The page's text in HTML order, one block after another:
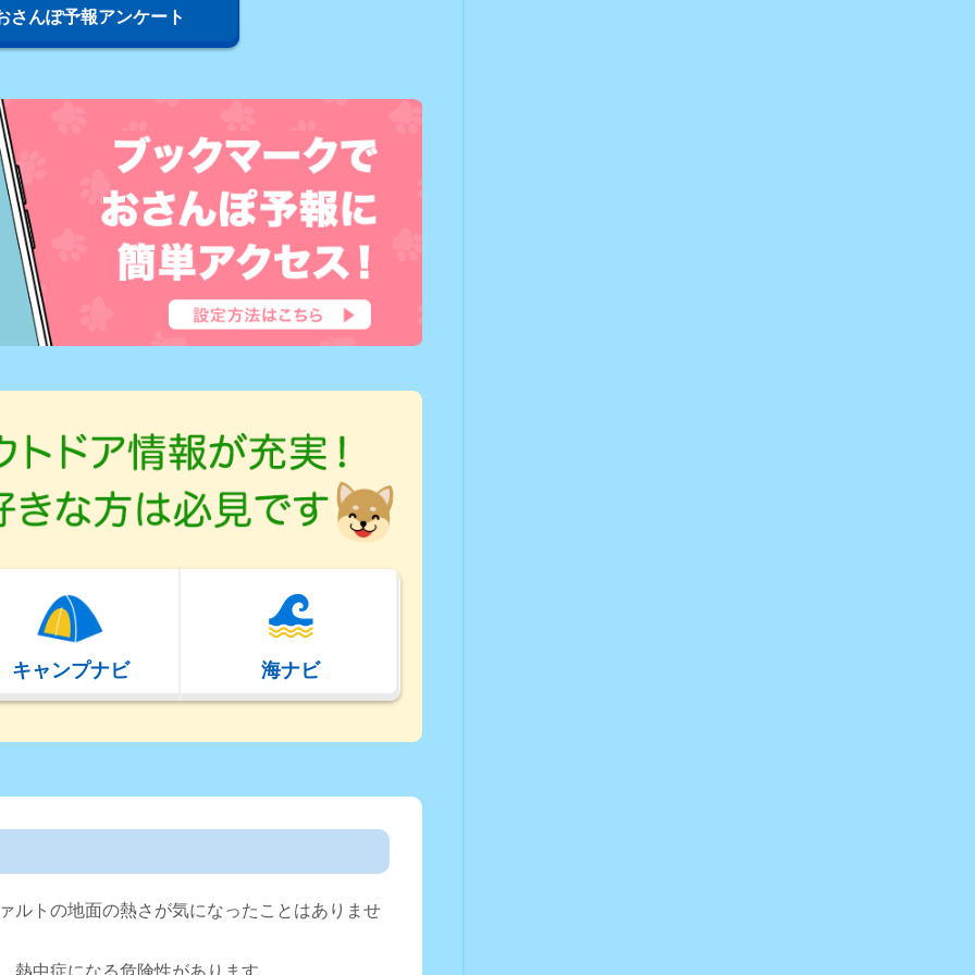
さんぽ予報アンケート
キャンプナビ 海ナビ
ルトの地面の熱さが気になったことはありませ
熱中症になる危険性があります。